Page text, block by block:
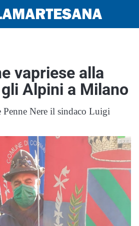
vapriese alla
Alpini a Milano
Penne Nere il sindaco Luigi